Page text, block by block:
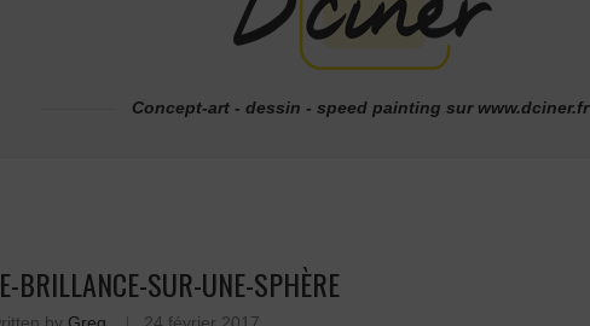
Concept-art - dessin - speed painting sur www.dciner.fr
BRILLANCE-SUR-UNE-SPHÈRE